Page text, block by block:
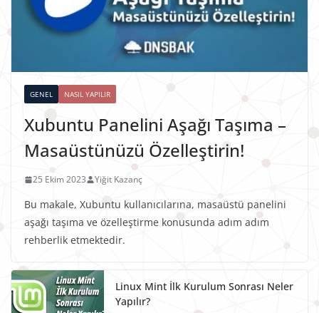
GENEL NASIL YAPILIR
Xubuntu Panelini Aşağı Taşıma –
Masaüstünüzü Özelleştirin!
25 Ekim 2023 Yiğit Kazanç
Bu makale, Xubuntu kullanıcılarına, masaüstü panelini
aşağı taşıma ve özelleştirme konusunda adım adım
rehberlik etmektedir.
Linux Mint İlk Kurulum Sonrası Neler
Yapılır?